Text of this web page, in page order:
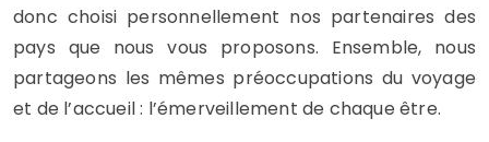
donc choisi personnellement nos partenaires des
pays que nous vous proposons. Ensemble, nous
partageons les mêmes préoccupations du voyage
et de l’accueil : l’émerveillement de chaque être.